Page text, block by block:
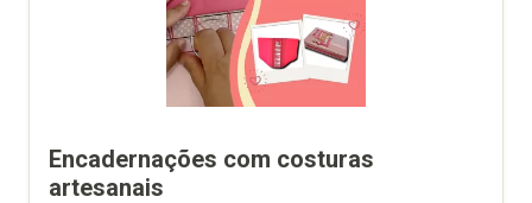
Encadernações com costuras
artesanais